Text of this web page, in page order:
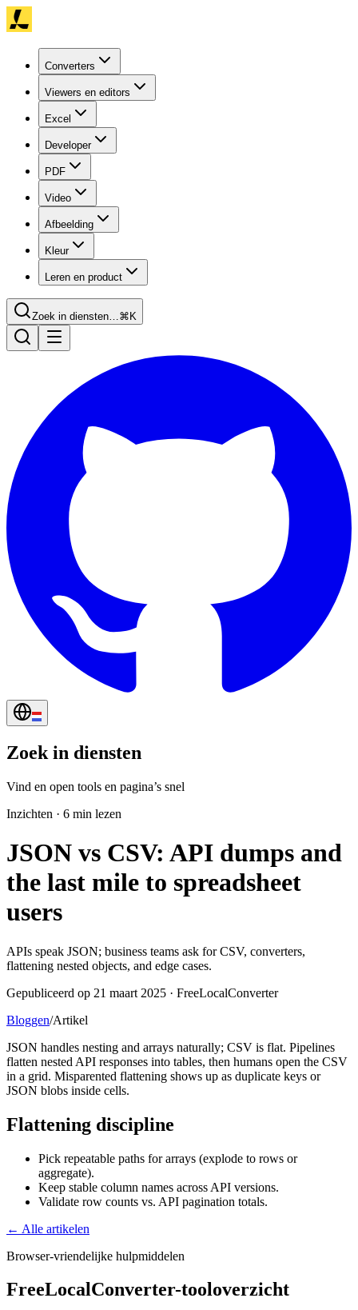
Converters
Viewers en editors
Excel
Developer
PDF
Video
Afbeelding
Kleur
Leren en product
Zoek in diensten…⌘K
Zoek in diensten
Vind en open tools en pagina’s snel
Inzichten · 6 min lezen
JSON vs CSV: API dumps and
the last mile to spreadsheet
users
APIs speak JSON; business teams ask for CSV, converters,
flattening nested objects, and edge cases.
Gepubliceerd op 21 maart 2025 · FreeLocalConverter
Bloggen/Artikel
JSON handles nesting and arrays naturally; CSV is flat. Pipelines
flatten nested API responses into tables, then humans open the CSV
in a grid. Misparented flattening shows up as duplicate keys or
JSON blobs inside cells.
Flattening discipline
Pick repeatable paths for arrays (explode to rows or
aggregate).
Keep stable column names across API versions.
Validate row counts vs. API pagination totals.
← Alle artikelen
Browser-vriendelijke hulpmiddelen
FreeLocalConverter-tooloverzicht